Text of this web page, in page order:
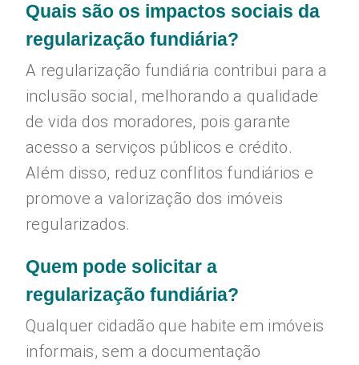
Quais são os impactos sociais da
regularização fundiária?
A regularização fundiária contribui para a
inclusão social, melhorando a qualidade
de vida dos moradores, pois garante
acesso a serviços públicos e crédito.
Além disso, reduz conflitos fundiários e
promove a valorização dos imóveis
regularizados.
Quem pode solicitar a
regularização fundiária?
Qualquer cidadão que habite em imóveis
informais, sem a documentação